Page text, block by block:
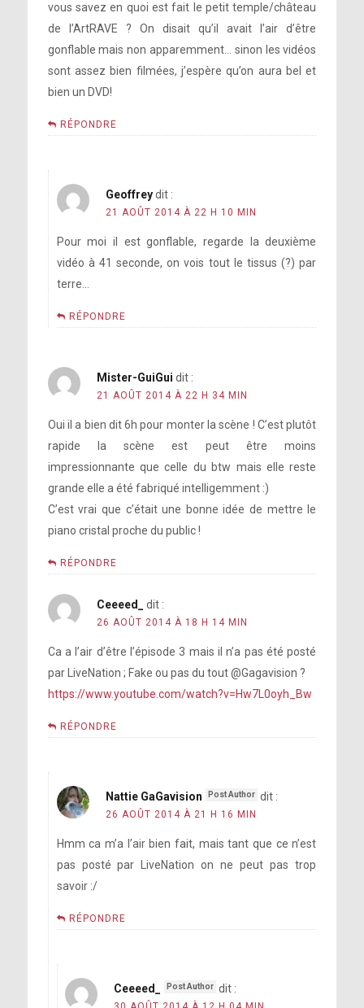
vous savez en quoi est fait le petit temple/château
de l’ArtRAVE ? On disait qu’il avait l’air d’être
gonflable mais non apparemment… sinon les vidéos
sont assez bien filmées, j’espère qu’on aura bel et
bien un DVD!
RÉPONDRE
Geoffrey dit :
21 AOÛT 2014 À 22 H 10 MIN
Pour moi il est gonflable, regarde la deuxième
vidéo à 41 seconde, on vois tout le tissus (?) par
terre…
RÉPONDRE
Mister-GuiGui dit :
21 AOÛT 2014 À 22 H 34 MIN
Oui il a bien dit 6h pour monter la scène ! C’est plutôt
rapide la scène est peut être moins
impressionnante que celle du btw mais elle reste
grande elle a été fabriqué intelligemment :)
C’est vrai que c’était une bonne idée de mettre le
piano cristal proche du public !
RÉPONDRE
Ceeeed_ dit :
26 AOÛT 2014 À 18 H 14 MIN
Ca a l’air d’être l’épisode 3 mais il n’a pas été posté
par LiveNation ; Fake ou pas du tout @Gagavision ?
https://www.youtube.com/watch?v=Hw7L0oyh_Bw
RÉPONDRE
Nattie GaGavision dit :
26 AOÛT 2014 À 21 H 16 MIN
Hmm ca m’a l’air bien fait, mais tant que ce n’est
pas posté par LiveNation on ne peut pas trop
savoir :/
RÉPONDRE
Ceeeed_ dit :